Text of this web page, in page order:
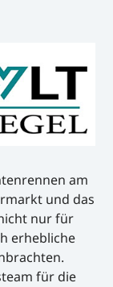
am
und das
nur für
erhebliche
für die